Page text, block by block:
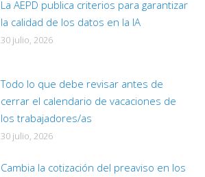
La AEPD publica criterios para garantizar
la calidad de los datos en la IA
30 julio, 2026
Todo lo que debe revisar antes de
cerrar el calendario de vacaciones de
los trabajadores/as
30 julio, 2026
Cambia la cotización del preaviso en los